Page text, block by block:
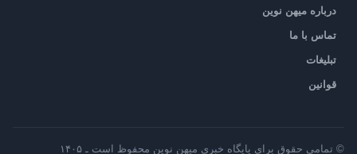
درباره میهن نوین
تماس با ما
تبلیغات
قوانین
© تمامی حقوق برای پایگاه خبری میهن نوین محفوظ است ـ ۱۴۰۵